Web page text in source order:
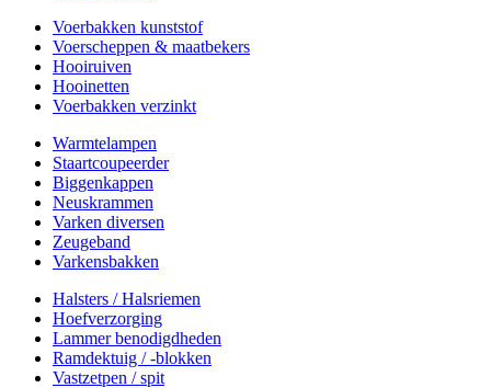
Voerbakken kunststof
Voerscheppen & maatbekers
Hooiruiven
Hooinetten
Voerbakken verzinkt
Warmtelampen
Staartcoupeerder
Biggenkappen
Neuskrammen
Varken diversen
Zeugeband
Varkensbakken
Halsters / Halsriemen
Hoefverzorging
Lammer benodigdheden
Ramdektuig / -blokken
Vastzetpen / spit